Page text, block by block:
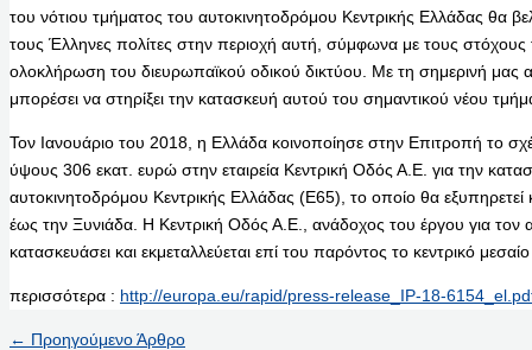
του νότιου τμήματος του αυτοκινητοδρόμου Κεντρικής Ελλάδας θα
τους Έλληνες πολίτες στην περιοχή αυτή, σύμφωνα με τους στόχους
ολοκλήρωση του διευρωπαϊκού οδικού δικτύου. Με τη σημερινή
μπορέσει να στηρίξει την κατασκευή αυτού του σημαντικού νέου
Τον Ιανουάριο του 2018, η Ελλάδα κοινοποίησε στην Επιτροπή το
ύψους 306 εκατ. ευρώ στην εταιρεία Κεντρική Οδός Α.Ε. για την
αυτοκινητοδρόμου Κεντρικής Ελλάδας (E65), το οποίο θα
έως την Ξυνιάδα. Η Κεντρική Οδός Α.Ε., ανάδοχος του έργου για τον
κατασκευάσει και εκμεταλλεύεται επί του παρόντος το κεντρικό
περισσότερα : http://europa.eu/rapid/press-release_IP-18-
← Προηγούμενο Άρθρο